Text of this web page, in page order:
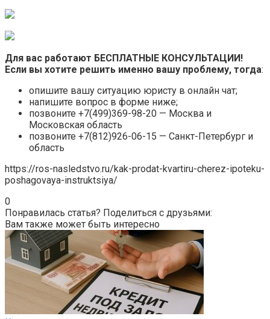
Для вас работают БЕСПЛАТНЫЕ КОНСУЛЬТАЦИИ!
Если вы хотите решить именно вашу проблему, тогда:
опишите вашу ситуацию юристу в онлайн чат;
напишите вопрос в форме ниже;
позвоните +7(499)369-98-20 — Москва и
Московская область
позвоните +7(812)926-06-15 — Санкт-Петербург и
область
https://ros-nasledstvo.ru/kak-prodat-kvartiru-cherez-ipoteku-
poshagovaya-instruktsiya/
0
Понравилась статья? Поделиться с друзьями:
Вам также может быть интересно